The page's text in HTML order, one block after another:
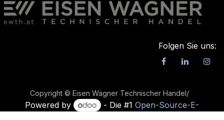
Folgen Sie uns:
Copyright © Eisen Wagner Technischer Handel/
Powered by - Die #1 Open-Source-E-